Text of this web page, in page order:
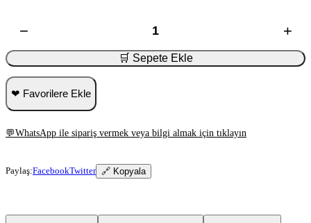
− +
🛒 Sepete Ekle
❤ Favorilere Ekle
💬WhatsApp ile sipariş vermek veya bilgi almak için tıklayın
Paylaş:FacebookTwitter 🔗 Kopyala